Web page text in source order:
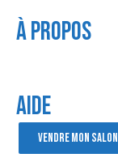
À Propos
AIDE
VENDRE MON SALON